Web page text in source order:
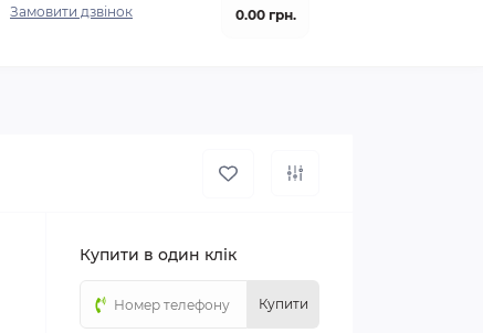
Замовити дзвінок 0.00 грн.
Купити в один клік
Купити